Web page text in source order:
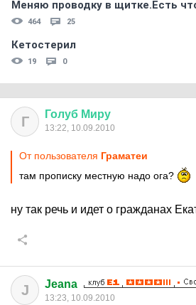
Меняю проводку в щитке.Есть
464 25
Кетостерил
19 0
Г Голуб Миру
13:22, 10.09.2010
От пользователя Граматеи
там прописку местную надо ога?
ну так речь и идет о гражданах
J Jeana
13:23, 10.09.2010